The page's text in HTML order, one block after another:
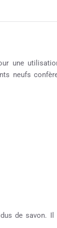
une
neufs
de savon. Il